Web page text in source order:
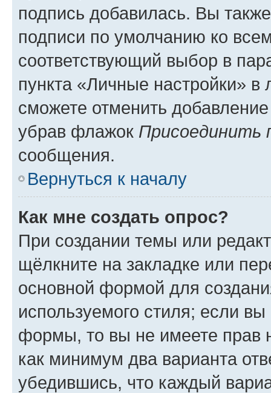
подпись добавилась. Вы
подписи по умолчанию ко
соответствующий выбор в
пункта «Личные настройки»
сможете отменить
убрав флажок Присоединить
сообщения.
Вернуться к началу
Как мне создать опрос?
При создании темы или
щёлкните на закладке или
основной формой для
используемого стиля; если
формы, то вы не имеете прав
как минимум два варианта
убедившись, что каждый